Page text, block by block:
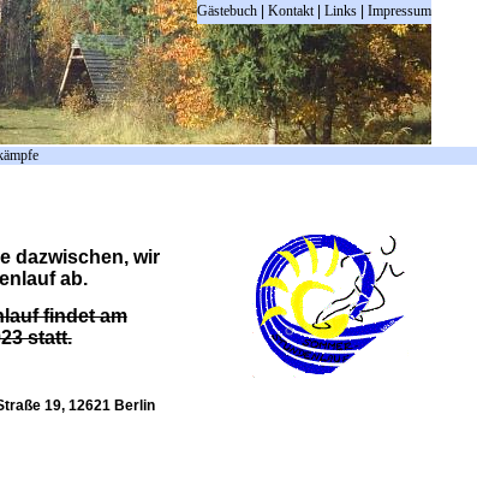
Gästebuch Kontakt| Links Impressum
dazwischen, wir
ab.
findet am
statt.
19, 12621 Berlin